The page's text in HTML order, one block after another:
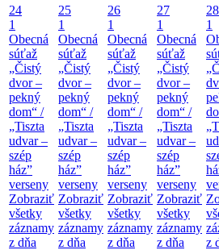
24
1
Obecná
súťaž
„Čistý
dvor –
pekný
dom“ /
„Tiszta
udvar –
szép
ház”
verseny
Zobraziť
všetky
záznamy
z dňa
25
1
Obecná
súťaž
„Čistý
dvor –
pekný
dom“ /
„Tiszta
udvar –
szép
ház”
verseny
Zobraziť
všetky
záznamy
z dňa
26
1
Obecná
súťaž
„Čistý
dvor –
pekný
dom“ /
„Tiszta
udvar –
szép
ház”
verseny
Zobraziť
všetky
záznamy
z dňa
27
1
Obecná
súťaž
„Čistý
dvor –
pekný
dom“ /
„Tiszta
udvar –
szép
ház”
verseny
Zobraziť
všetky
záznamy
z dňa
28
1
z